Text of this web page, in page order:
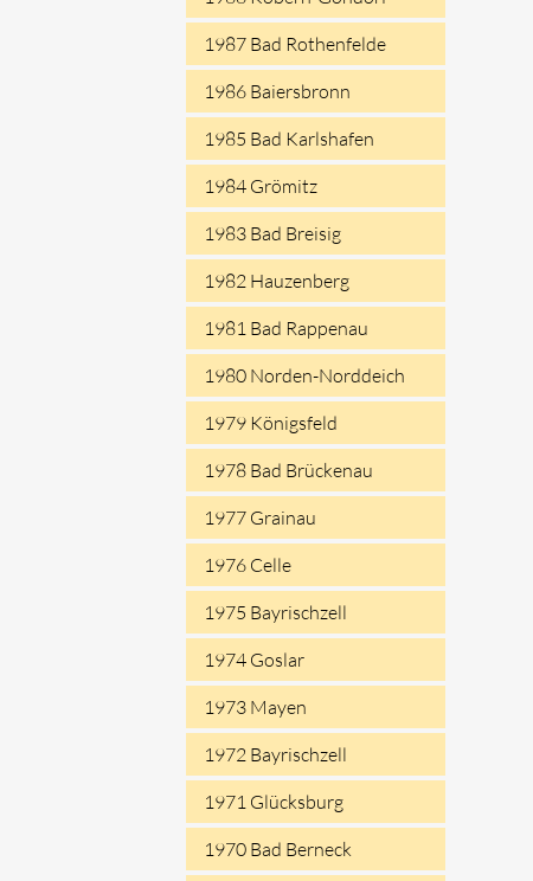
1987 Bad Rothenfelde
1986 Baiersbronn
1985 Bad Karlshafen
1984 Grömitz
1983 Bad Breisig
1982 Hauzenberg
1981 Bad Rappenau
1980 Norden-Norddeich
1979 Königsfeld
1978 Bad Brückenau
1977 Grainau
1976 Celle
1975 Bayrischzell
1974 Goslar
1973 Mayen
1972 Bayrischzell
1971 Glücksburg
1970 Bad Berneck